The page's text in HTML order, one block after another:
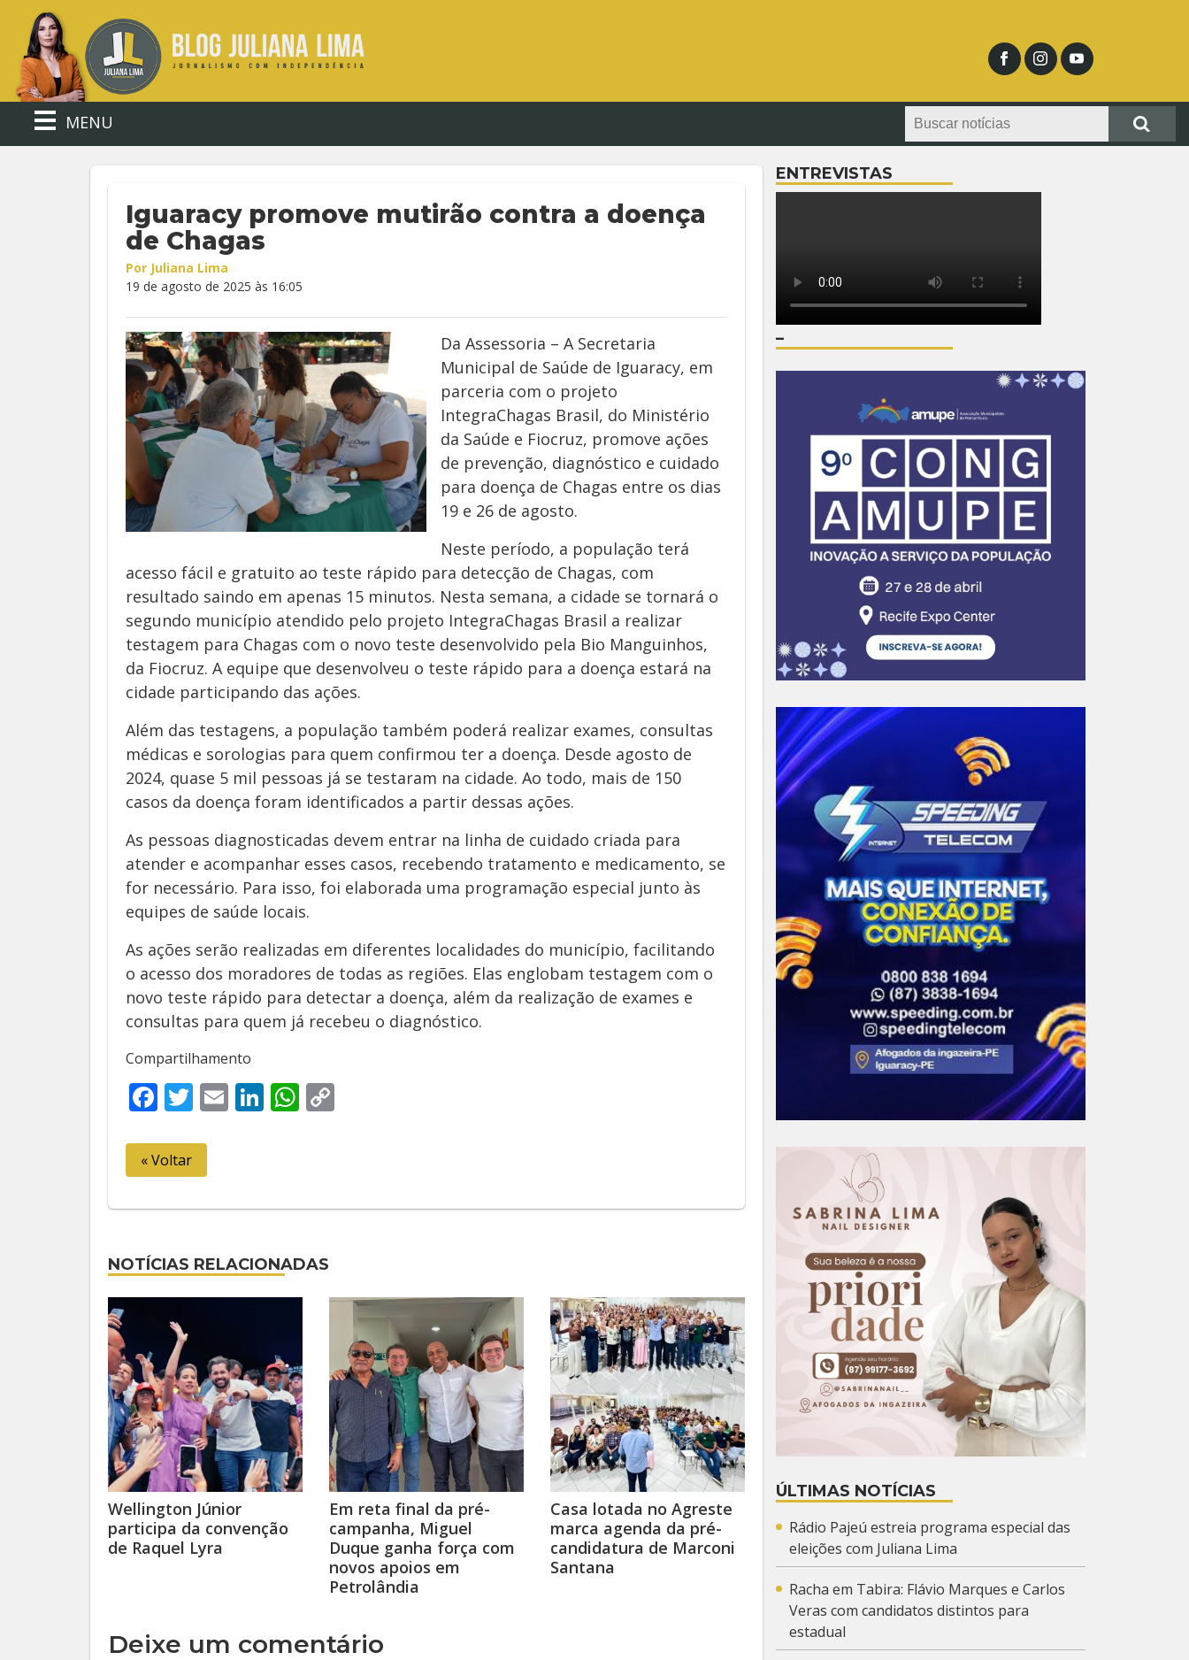
MENU
Iguaracy promove mutirão contra a doença
de Chagas
Por Juliana Lima
19 de agosto de 2025 às 16:05
Da Assessoria – A Secretaria
Municipal de Saúde de Iguaracy, em
parceria com o projeto
IntegraChagas Brasil, do Ministério
da Saúde e Fiocruz, promove ações
de prevenção, diagnóstico e cuidado
para doença de Chagas entre os dias
19 e 26 de agosto.
Neste período, a população terá
acesso fácil e gratuito ao teste rápido para detecção de Chagas, com
resultado saindo em apenas 15 minutos. Nesta semana, a cidade se tornará o
segundo município atendido pelo projeto IntegraChagas Brasil a realizar
testagem para Chagas com o novo teste desenvolvido pela Bio Manguinhos,
da Fiocruz. A equipe que desenvolveu o teste rápido para a doença estará na
cidade participando das ações.
Além das testagens, a população também poderá realizar exames, consultas
médicas e sorologias para quem confirmou ter a doença. Desde agosto de
2024, quase 5 mil pessoas já se testaram na cidade. Ao todo, mais de 150
casos da doença foram identificados a partir dessas ações.
As pessoas diagnosticadas devem entrar na linha de cuidado criada para
atender e acompanhar esses casos, recebendo tratamento e medicamento, se
for necessário. Para isso, foi elaborada uma programação especial junto às
equipes de saúde locais.
As ações serão realizadas em diferentes localidades do município, facilitando
o acesso dos moradores de todas as regiões. Elas englobam testagem com o
novo teste rápido para detectar a doença, além da realização de exames e
consultas para quem já recebeu o diagnóstico.
Compartilhamento
Facebook
Twitter
EmailLinkedIn
WhatsApp
« Voltar
NOTÍCIAS RELACIONADAS
Wellington Júnior
participa da convenção
de Raquel Lyra
Em reta final da pré-
campanha, Miguel
Duque ganha força com
novos apoios em
Petrolândia
Casa lotada no Agreste
marca agenda da pré-
candidatura de Marconi
Santana
Deixe um comentário
ENTREVISTAS
–
ÚLTIMAS NOTÍCIAS
Rádio Pajeú estreia programa especial das
eleições com Juliana Lima
Racha em Tabira: Flávio Marques e Carlos
Veras com candidatos distintos para
estadual